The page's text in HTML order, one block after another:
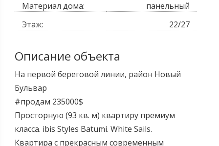
Материал дома:
панельный
Этаж:
22/27
Описание объекта
На первой береговой линии, район Новый
Бульвар
#продам 235000$
Просторную (93 кв. м) квартиру премиум
класса. ibis Styles Batumi. White Sails.
Квартира с прекрасным современным